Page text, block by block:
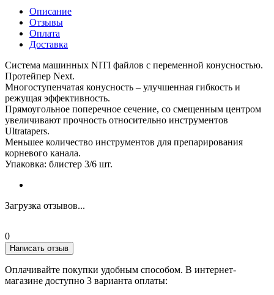
Описание
Отзывы
Оплата
Доставка
Система машинных NITI файлов с переменной конусностью.
Протейпер Next.
Многоступенчатая конусность – улучшенная гибкость и
режущая эффективность.
Прямоугольное поперечное сечение, со смещенным центром
увеличивают прочность относительно инструментов
Ultratapers.
Меньшее количество инструментов для препарирования
корневого канала.
Упаковка: блистер 3/6 шт.
Загрузка отзывов...
0
Написать отзыв
Оплачивайте покупки удобным способом. В интернет-
магазине доступно 3 варианта оплаты: